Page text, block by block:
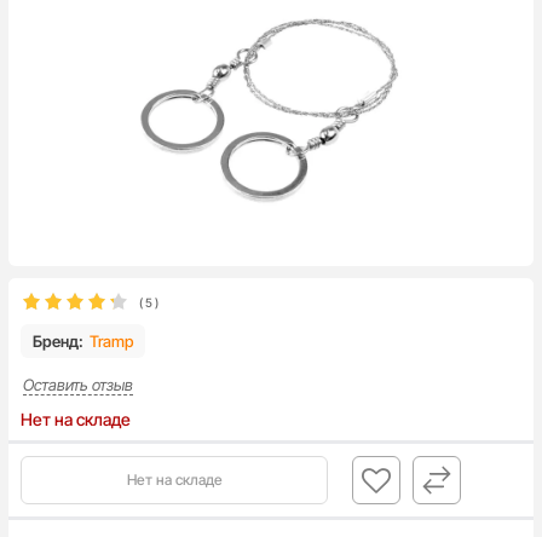
(5)
Бренд: Tramp
Оставить отзыв
Нет на складе
Нет на складе